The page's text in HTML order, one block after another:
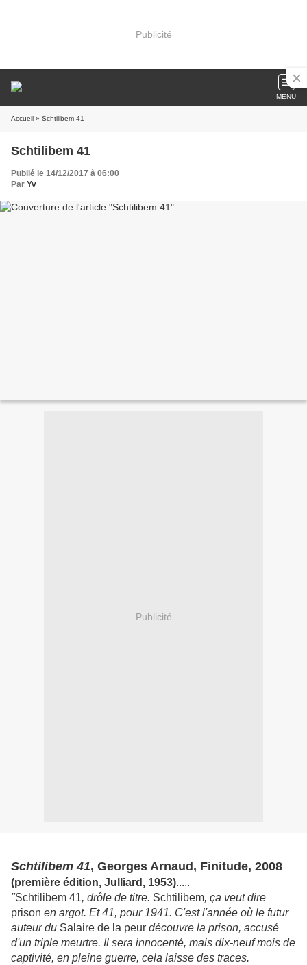
Publicité
MENU
Accueil » Schtilibem 41
Schtilibem 41
Publié le 14/12/2017 à 06:00
Par Yv
Publicité
Schtilibem 41, Georges Arnaud, Finitude, 2008
(première édition, Julliard, 1953).....
"Schtilibem 41, drôle de titre. Schtilibem, ça veut dire
prison en argot. Et 41, pour 1941. C'est l'année où le futur
auteur du Salaire de la peur découvre la prison, accusé
d'un triple meurtre. Il sera innocenté, mais dix-neuf mois de
captivité, en pleine guerre, cela laisse des traces.